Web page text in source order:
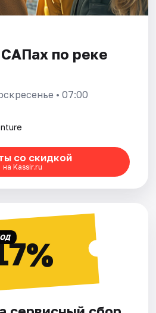
по реке
• 07:00
со скидкой
на Kassir.ru